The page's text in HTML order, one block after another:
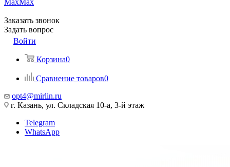
MaxMax
Заказать звонок
Задать вопрос
Войти
Корзина0
Сравнение товаров0
opt4@mirlin.ru
г. Казань, ул. Складская 10-а, 3-й этаж
Telegram
WhatsApp